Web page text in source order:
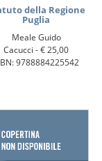
della Regione
Puglia
Meale Guido
Cacucci -€ 25,00
9788884225542